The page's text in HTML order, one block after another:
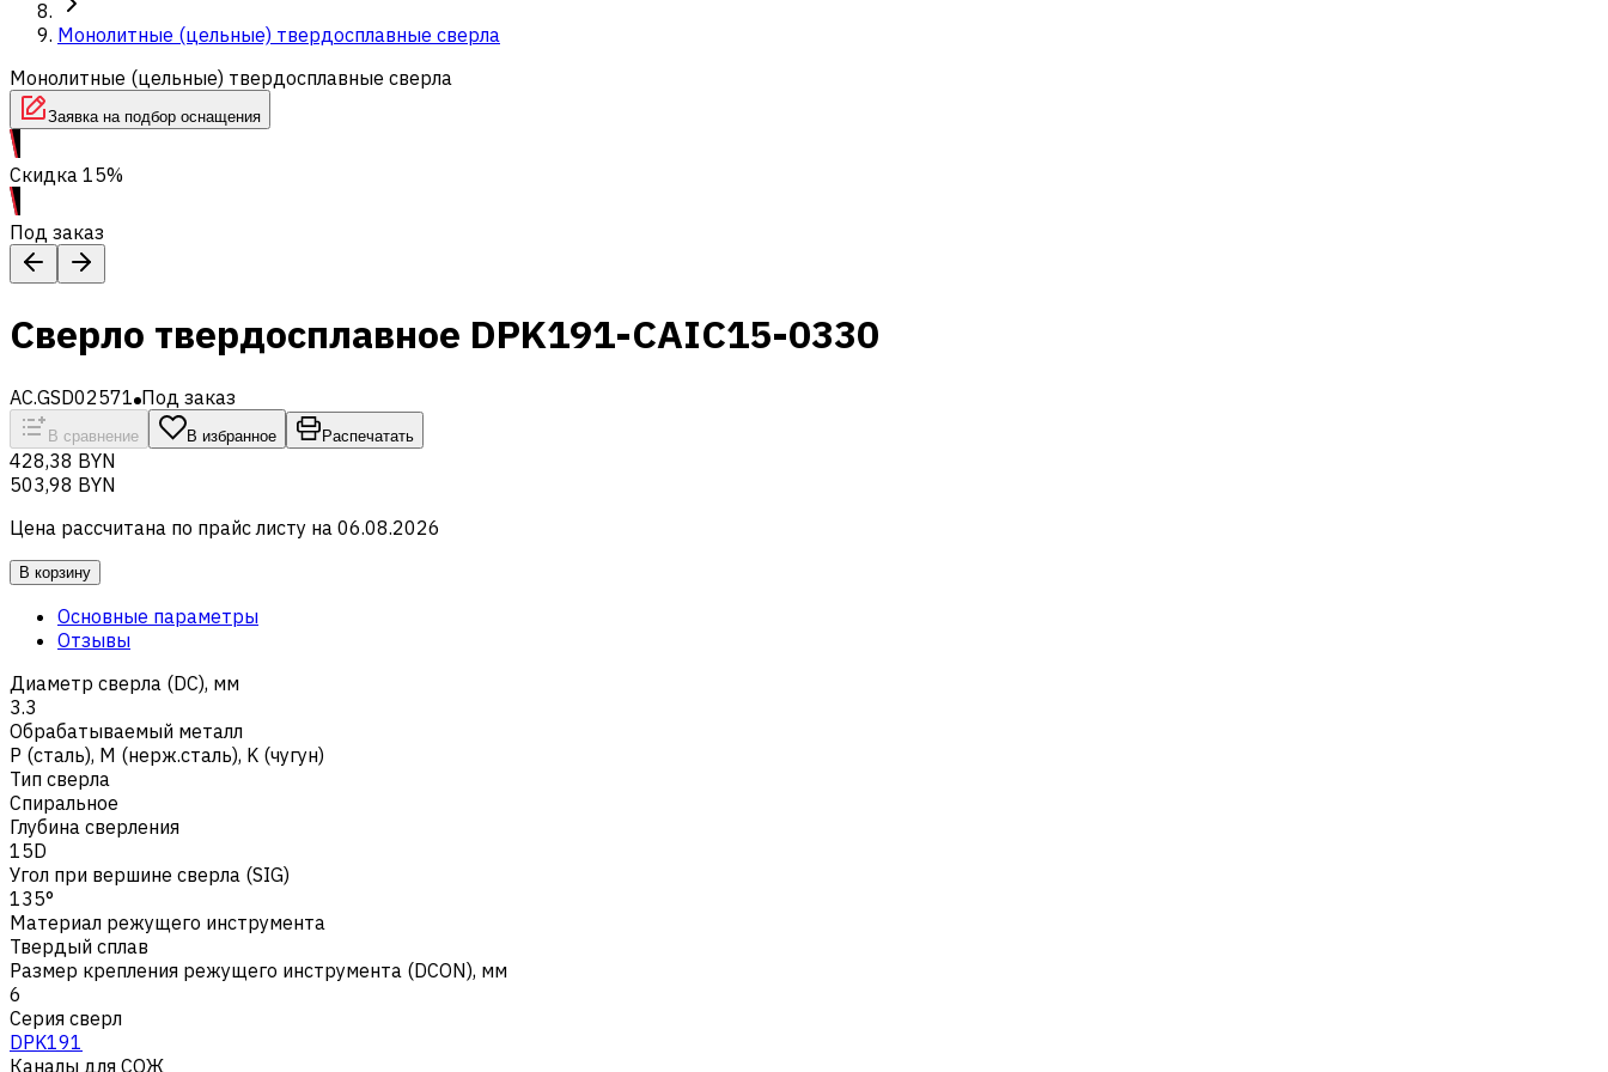
Монолитные (цельные) твердосплавные сверла
Монолитные (цельные) твердосплавные сверла
Заявка на подбор оснащения
Скидка 15%
Под заказ
Сверло твердосплавное DPK191-CAIC15-0330
AC.GSD02571 Под заказ
В сравнение В избранное Распечатать
428,38 BYN
503,98 BYN
Цена рассчитана по прайс листу на 06.08.2026
В корзину
Основные параметры
Отзывы
Диаметр сверла (DC), мм
3.3
Обрабатываемый металл
Р (сталь), M (нерж.сталь), K (чугун)
Тип сверла
Спиральное
Глубина сверления
15D
Угол при вершине сверла (SIG)
135°
Материал режущего инструмента
Твердый сплав
Размер крепления режущего инструмента (DCON), мм
6
Серия сверл
DPK191
Каналы для СОЖ